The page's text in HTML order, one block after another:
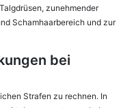
zunehmender
Schamhaarbereich und zur
bei
Strafen zu rechnen. In